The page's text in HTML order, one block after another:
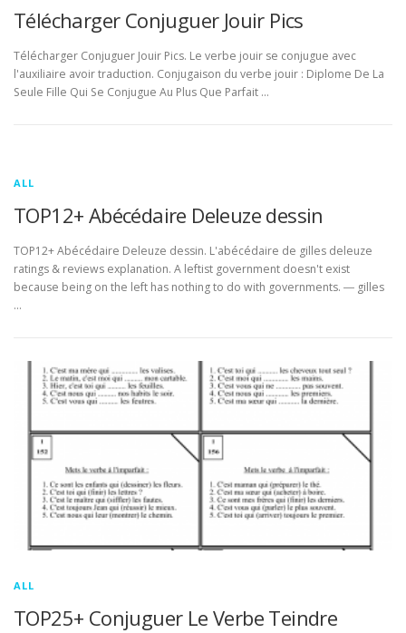
Télécharger Conjuguer Jouir Pics
Télécharger Conjuguer Jouir Pics. Le verbe jouir se conjugue avec
l'auxiliaire avoir traduction. Conjugaison du verbe jouir : Diplome De La
Seule Fille Qui Se Conjugue Au Plus Que Parfait …
ALL
TOP12+ Abécédaire Deleuze dessin
TOP12+ Abécédaire Deleuze dessin. L'abécédaire de gilles deleuze
ratings & reviews explanation. A leftist government doesn't exist
because being on the left has nothing to do with governments. ― gilles
…
ALL
TOP25+ Conjuguer Le Verbe Teindre